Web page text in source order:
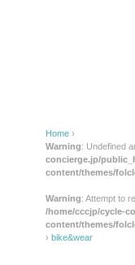
Home ›
Warning: Undefined
concierge.jp/
content/themes/
Warning: Attempt to
/home/cccjp/cycle-
content/themes/
› bike&wear